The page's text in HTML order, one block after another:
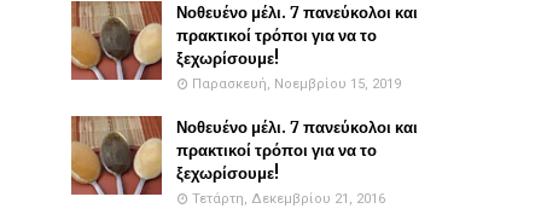
Νοθευένο μέλι. 7 πανεύκολοι και
πρακτικοί τρόποι για να το
ξεχωρίσουμε!
Παρασκευή, Νοεμβρίου 15, 2019
Νοθευένο μέλι. 7 πανεύκολοι και
πρακτικοί τρόποι για να το
ξεχωρίσουμε!
Τετάρτη, Δεκεμβρίου 21, 2016